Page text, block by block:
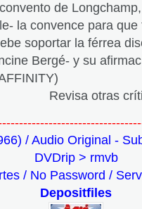
de
la convence para
soportar la férrea
Bergé- y su
Revisa otras
/ Audio Original -
DVDrip > rmvb
/ No Password /
Depositfiles